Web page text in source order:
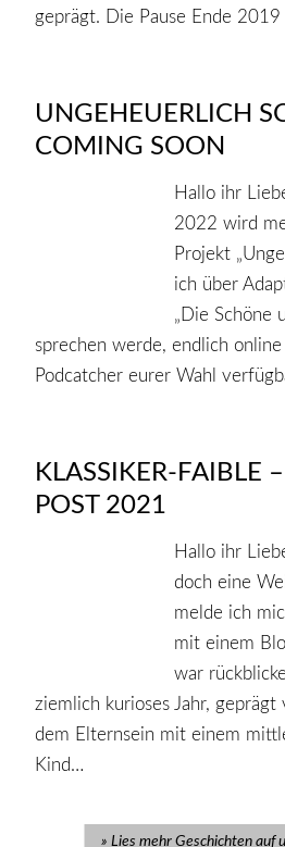
geprägt. Die Pause Ende
UNGEHEUERLICH
COMING SOON
Hallo ihr
2022 wird
Projekt
ich über
„Die Schöne
sprechen werde, endlich
Podcatcher eurer Wahl
KLASSIKER-FAIBLE
POST 2021
Hallo ihr
doch eine
melde ich
mit einem
war
ziemlich kurioses Jahr, geprägt
dem Elternsein mit einem
Kind…
Lies mehr Geschichten auf